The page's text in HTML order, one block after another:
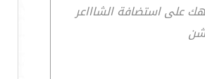
على استضافة الشاااعر